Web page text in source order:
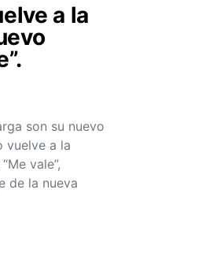
a la
son su nuevo
vuelve a la
vale”,
de la nueva